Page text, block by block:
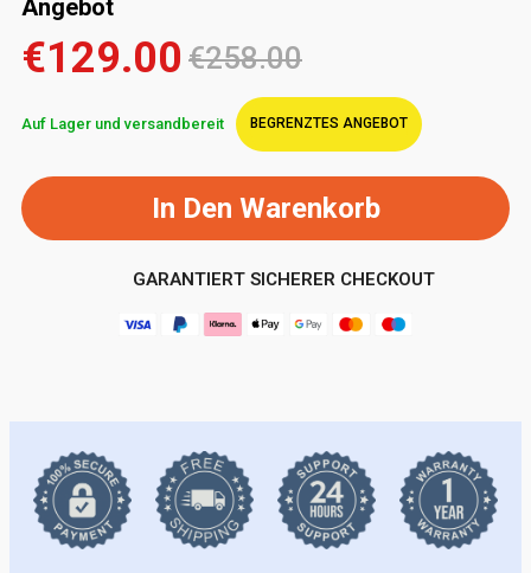
Angebot
€129.00 €258.00
Auf Lager und versandbereit BEGRENZTES ANGEBOT
In Den Warenkorb
GARANTIERT SICHERER CHECKOUT